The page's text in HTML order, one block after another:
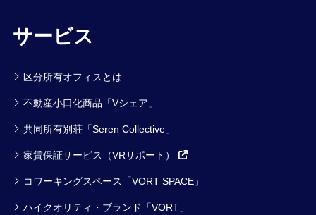
サービス
区分所有オフィスとは
不動産小口化商品「Vシェア」
共同所有別荘「Seren Collective」
家賃保証サービス（VRサポート）
コワーキングスペース「VORT SPACE」
ハイクオリティ・ブランド「VORT」